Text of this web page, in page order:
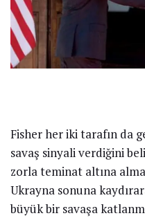
Fisher her iki tarafın da
savaş sinyali verdiğini
zorla teminat altına
Ukrayna sonuna
büyük bir savaşa